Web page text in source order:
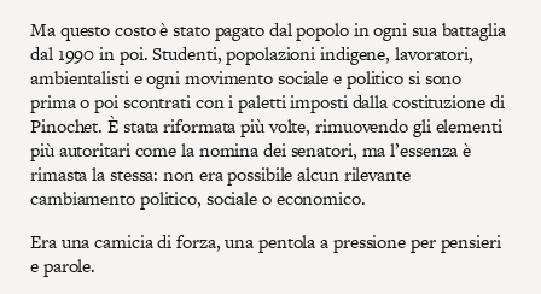
Ma questo costo è stato pagato dal popolo in ogni sua battaglia
dal 1990 in poi. Studenti, popolazioni indigene, lavoratori,
ambientalisti e ogni movimento sociale e politico si sono
prima o poi scontrati con i paletti imposti dalla costituzione di
Pinochet. È stata riformata più volte, rimuovendo gli elementi
più autoritari come la nomina dei senatori, ma l’essenza è
rimasta la stessa: non era possibile alcun rilevante
cambiamento politico, sociale o economico.
Era una camicia di forza, una pentola a pressione per pensieri
e parole.